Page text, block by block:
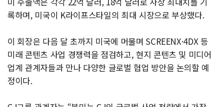
록하며, 미국이 K라이프스타일의 최대 시장으로 부상했다.
이 회장은 다음 달 초까지 미국에 머물며 SCREENX·4DX 등
미래 콘텐츠 사업 경쟁력을 점검하고, 현지 콘텐츠 및 미디어
업계 관계자들과 만나 다양한 글로벌 협업 방안을 논의할 예
정이다.